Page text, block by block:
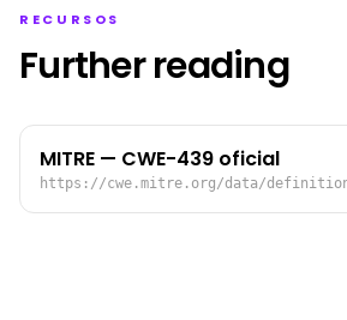
RECURSOS
Further reading
MITRE — CWE-439 oficial
https://cwe.mitre.org/data/